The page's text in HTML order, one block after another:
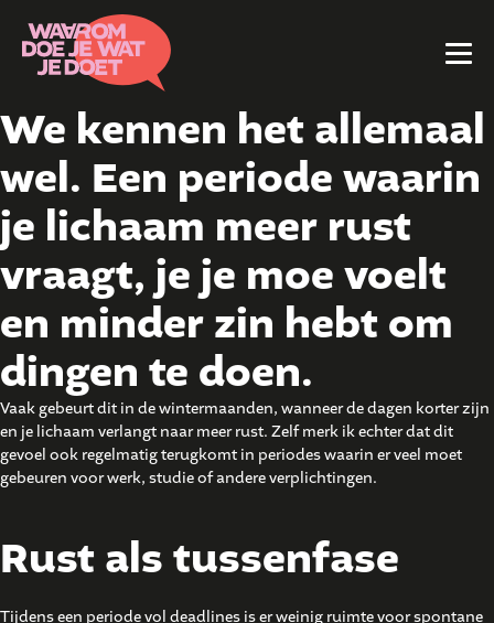
We kennen het allemaal
wel. Een periode waarin
je lichaam meer rust
vraagt, je je moe voelt
en minder zin hebt om
dingen te doen.
Vaak gebeurt dit in de wintermaanden, wanneer de dagen korter zijn
en je lichaam verlangt naar meer rust. Zelf merk ik echter dat dit
gevoel ook regelmatig terugkomt in periodes waarin er veel moet
gebeuren voor werk, studie of andere verplichtingen.
Rust als tussenfase
Tijdens een periode vol deadlines is er weinig ruimte voor spontane